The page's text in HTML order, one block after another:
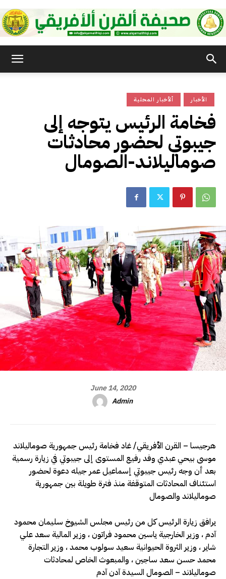
الأفريقي
ألأخبار المحلية الأخبار
فخامة الرئيس يتوجه إلى
جيبوتي لحضور محادثات
صوماليلاند-الصومال
June 14, 2020
Admin
هرجيسا – القرن الأفريقي/ غاد فخامة رئيس جمهورية صوماليلاند
موسى بيحي عبدي وفد رفيع المستوى إلى جيبوتي في زيارة رسمية
بعد أن وجه رئيس جيبوتي إسماعيل عمر جيله دعوة لحضور
استئناف المحادثات المتوقفة منذ فترة طويلة بين جمهورية
صوماليلاند والصومال
يرافق زيارة الرئيس كل من رئيس مجلس الشيوخ سليمان محمود
آدم ، وزير الخارجية ياسين محمود فراتون ، وزير المالية سعد علي
شاير ، وزير الثروة الحيوانية سعيد سولوب محمد ، وزير التجارة
محمد حسن سعد ساجين ، والمبعوث الخاص لمحادثات
صوماليلاند – الصومال السيدة آدن آدم